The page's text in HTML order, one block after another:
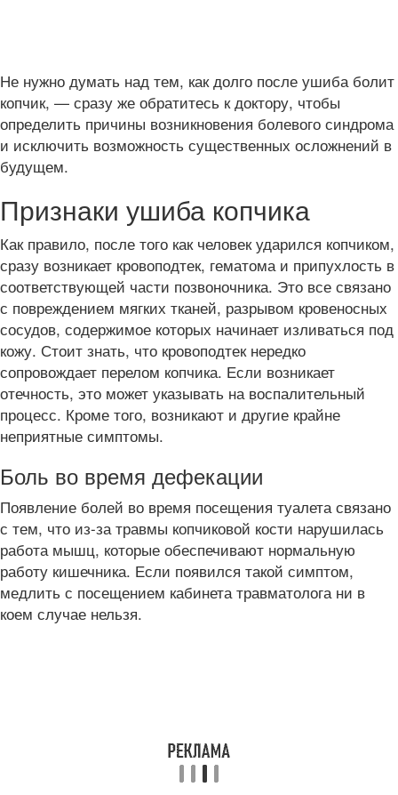
Не нужно думать над тем, как долго после ушиба болит
копчик, — сразу же обратитесь к доктору, чтобы
определить причины возникновения болевого синдрома
и исключить возможность существенных осложнений в
будущем.
Признаки ушиба копчика
Как правило, после того как человек ударился копчиком,
сразу возникает кровоподтек, гематома и припухлость в
соответствующей части позвоночника. Это все связано
с повреждением мягких тканей, разрывом кровеносных
сосудов, содержимое которых начинает изливаться под
кожу. Стоит знать, что кровоподтек нередко
сопровождает перелом копчика. Если возникает
отечность, это может указывать на воспалительный
процесс. Кроме того, возникают и другие крайне
неприятные симптомы.
Боль во время дефекации
Появление болей во время посещения туалета связано
с тем, что из-за травмы копчиковой кости нарушилась
работа мышц, которые обеспечивают нормальную
работу кишечника. Если появился такой симптом,
медлить с посещением кабинета травматолога ни в
коем случае нельзя.